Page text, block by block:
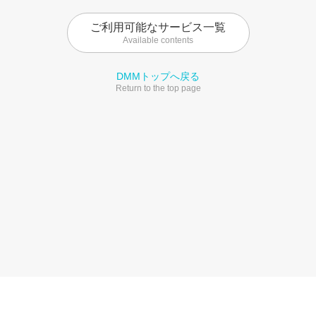
ご利用可能なサービス一覧
Available contents
DMMトップへ戻る
Return to the top page